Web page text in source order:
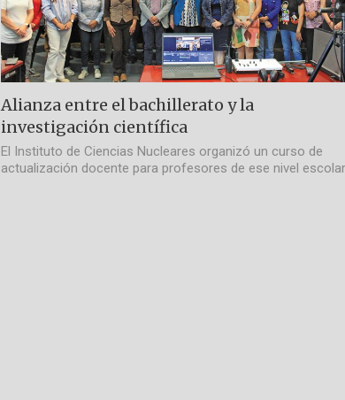
Alianza entre el bachillerato y la
investigación científica
El Instituto de Ciencias Nucleares organizó un curso de
actualización docente para profesores de ese nivel escolar